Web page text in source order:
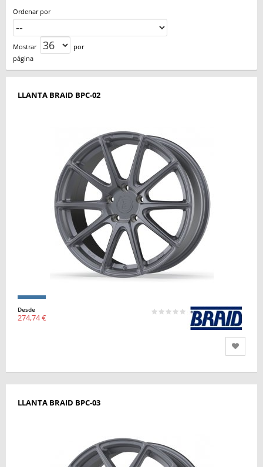
Ordenar por
Mostrar
por
página
LLANTA BRAID BPC-02
Desde
274,74 €
LLANTA BRAID BPC-03